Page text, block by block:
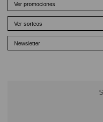
Ver promociones
Ver sorteos
Newsletter